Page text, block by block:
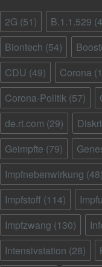
2G (51) B.1.1.529
Biontech (54)
CDU (49) Corona
Corona-Politik (57)
de.rt.com (29)
Geimpfte (79)
Impfnebenwirkung (48)
Impfstoff (114)
Impfzwang (130)
Intensivstation (28)